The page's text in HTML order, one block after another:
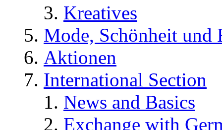
Kreatives
Mode, Schönheit und
Aktionen
International Section
News and Basics
Exchange with